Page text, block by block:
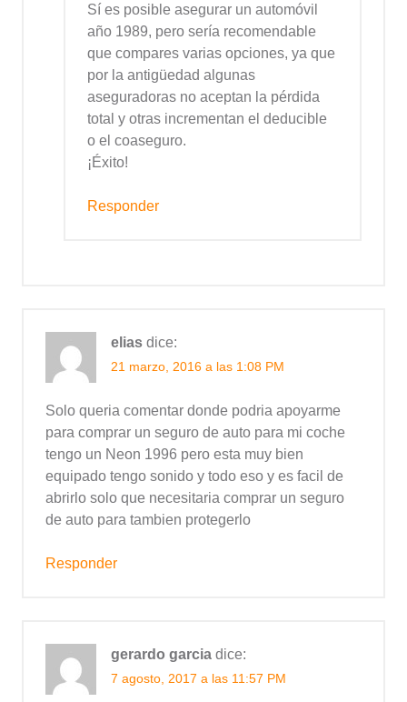
Sí es posible asegurar un automóvil
año 1989, pero sería recomendable
que compares varias opciones, ya que
por la antigüedad algunas
aseguradoras no aceptan la pérdida
total y otras incrementan el deducible
o el coaseguro.
¡Éxito!
Responder
elias dice:
21 marzo, 2016 a las 1:08 PM
Solo queria comentar donde podria apoyarme
para comprar un seguro de auto para mi coche
tengo un Neon 1996 pero esta muy bien
equipado tengo sonido y todo eso y es facil de
abrirlo solo que necesitaria comprar un seguro
de auto para tambien protegerlo
Responder
gerardo garcia dice:
7 agosto, 2017 a las 11:57 PM